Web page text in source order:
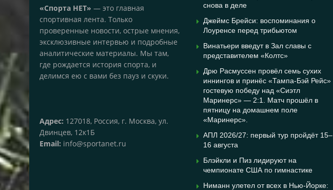
«Спорта НЕТ» — это главная
спортивная лента. Только
проверенные новости, острые мнения,
эксклюзивные интервью и подробные
аналитические материалы. Мы там,
где рождается история спорта, и
делимся ею с вами без пауз и скуки.
Адрес: 127018, Россия, г. Москва, ул.
Двинцев, 12к1Б
Email: info@sportanet.ru
снова в деле
Джеймс Брейси: воспоминания о
Лоуренсе перед трибьютом
Винатьери введут в Зал славы с
представителем «Колтс»
Дрю Расмуссен провёл семь сухих
иннингов и принёс «Тампа-Бэй Рейс»
гостевую победу над «Сиэтл
Маринерс» — 2:1. Матч прошёл в
пятницу на домашнем поле
«Маринерс».
АПЛ 2026/27: первый тур пройдёт 15–
16 августа
Блэйкли и Пиз лидируют на
чемпионате США по гимнастике
Ниманн улетел от всех в Нью-Йорке: